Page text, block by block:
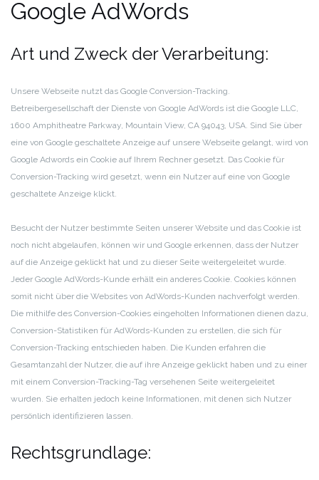
Google AdWords
Art und Zweck der Verarbeitung:
Unsere Webseite nutzt das Google Conversion-Tracking.
Betreibergesellschaft der Dienste von Google AdWords ist die Google LLC,
1600 Amphitheatre Parkway, Mountain View, CA 94043, USA. Sind Sie über
eine von Google geschaltete Anzeige auf unsere Webseite gelangt, wird von
Google Adwords ein Cookie auf Ihrem Rechner gesetzt. Das Cookie für
Conversion-Tracking wird gesetzt, wenn ein Nutzer auf eine von Google
geschaltete Anzeige klickt.
Besucht der Nutzer bestimmte Seiten unserer Website und das Cookie ist
noch nicht abgelaufen, können wir und Google erkennen, dass der Nutzer
auf die Anzeige geklickt hat und zu dieser Seite weitergeleitet wurde.
Jeder Google AdWords-Kunde erhält ein anderes Cookie. Cookies können
somit nicht über die Websites von AdWords-Kunden nachverfolgt werden.
Die mithilfe des Conversion-Cookies eingeholten Informationen dienen dazu,
Conversion-Statistiken für AdWords-Kunden zu erstellen, die sich für
Conversion-Tracking entschieden haben. Die Kunden erfahren die
Gesamtanzahl der Nutzer, die auf ihre Anzeige geklickt haben und zu einer
mit einem Conversion-Tracking-Tag versehenen Seite weitergeleitet
wurden. Sie erhalten jedoch keine Informationen, mit denen sich Nutzer
persönlich identifizieren lassen.
Rechtsgrundlage: